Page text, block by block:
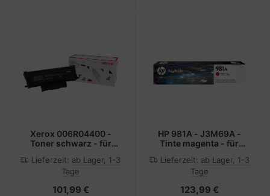
Xerox 006R04400 -
Toner schwarz - für
Lieferzeit: ab Lager, 1-3
Tage
101,99 €
HP 981A - J3M69A -
Tinte magenta - für
Color MFP 586;
PageWide Managed
Lieferzeit: ab Lager, 1-3
Tage
123,99 €